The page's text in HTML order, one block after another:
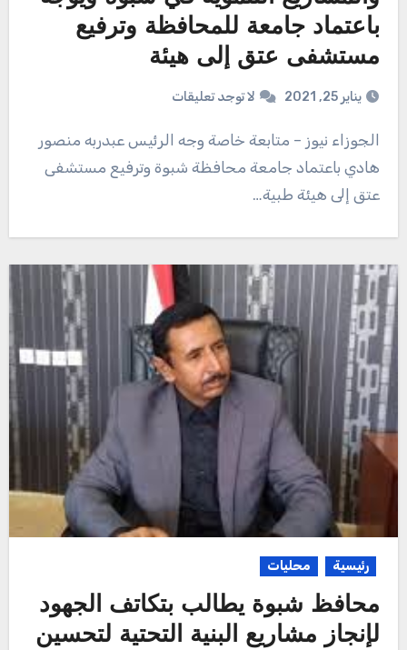
باعتماد جامعة للمحافظة وترفيع
مستشفى عتق إلى هيئة
يناير 25, 2021 لا توجد تعليقات
الجوزاء نيوز – متابعة خاصة وجه الرئيس عبدربه منصور
هادي باعتماد جامعة محافظة شبوة وترفيع مستشفى
عتق إلى هيئة طبية…
رئيسية محليات
محافظ شبوة يطالب بتكاتف الجهود
لإنجاز مشاريع البنية التحتية لتحسين